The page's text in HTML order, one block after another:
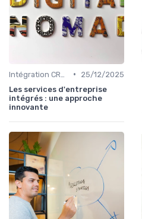
•
25/12/2025
Les services d'entreprise
intégrés : une approche
innovante